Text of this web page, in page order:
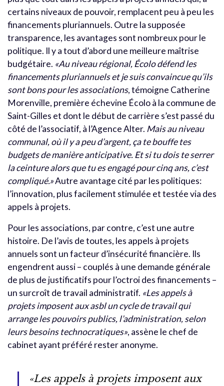
certains niveaux de pouvoir, remplacent peu à peu les
financements pluriannuels. Outre la supposée
transparence, les avantages sont nombreux pour le
politique. Il y a tout d’abord une meilleure maîtrise
budgétaire. «Au niveau régional, Écolo défend les
financements pluriannuels et je suis convaincue qu’ils
sont bons pour les associations, témoigne Catherine
Morenville, première échevine Écolo à la commune de
Saint-Gilles et dont le début de carrière s’est passé du
côté de l’associatif, à l’Agence Alter. Mais au niveau
communal, où il y a peu d’argent, ça te bouffe tes
budgets de manière anticipative. Et si tu dois te serrer
la ceinture alors que tu es engagé pour cinq ans, c’est
compliqué.»Autre avantage cité par les politiques:
l’innovation, plus facilement stimulée et testée via des
appels à projets.
Pour les associations, par contre, c’est une autre
histoire. De l’avis de toutes, les appels à projets
annuels sont un facteur d’insécurité financière. Ils
engendrent aussi – couplés à une demande générale
de plus de justificatifs pour l’octroi des financements –
un surcroît de travail administratif. «Les appels à
projets imposent aux asbl un cycle de travail qui
arrange les pouvoirs publics, l’administration, selon
leurs besoins technocratiques», assène le chef de
cabinet ayant préféré rester anonyme.
«Les appels à projets imposent aux